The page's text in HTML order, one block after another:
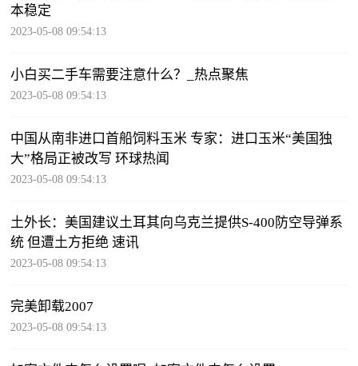
本稳定
2023-05-08 09:54:13
小白买二手车需要注意什么？_热点聚焦
2023-05-08 09:54:13
中国从南非进口首船饲料玉米 专家：进口玉米“美国独
大”格局正被改写 环球热闻
2023-05-08 09:54:13
土外长：美国建议土耳其向乌克兰提供S-400防空导弹系
统 但遭土方拒绝 速讯
2023-05-08 09:54:13
完美卸载2007
2023-05-08 09:54:13